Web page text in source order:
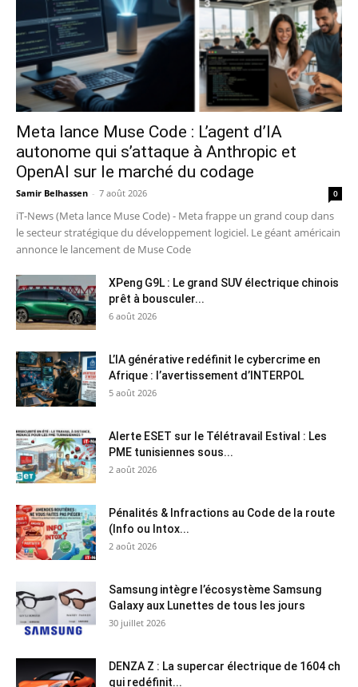
Meta lance Muse Code : L’agent d’IA
autonome qui s’attaque à Anthropic et
OpenAI sur le marché du codage
Samir Belhassen - 7 août 2026 0
iT-News (Meta lance Muse Code) - Meta frappe un grand coup dans
le secteur stratégique du développement logiciel. Le géant américain
annonce le lancement de Muse Code
XPeng G9L : Le grand SUV électrique chinois
prêt à bousculer...
6 août 2026
L’IA générative redéfinit le cybercrime en
Afrique : l’avertissement d’INTERPOL
5 août 2026
Alerte ESET sur le Télétravail Estival : Les
PME tunisiennes sous...
2 août 2026
Pénalités & Infractions au Code de la route
(Info ou Intox...
2 août 2026
Samsung intègre l’écosystème Samsung
Galaxy aux Lunettes de tous les jours
30 juillet 2026
DENZA Z : La supercar électrique de 1604 ch
qui redéfinit...